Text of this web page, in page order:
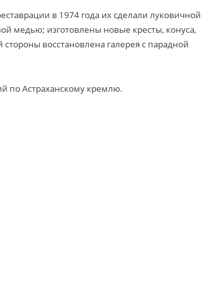
в 1974 года их сделали луковичной
медью; изготовлены новые кресты, конуса,
восстановлена галерея с парадной
по Астраханскому кремлю.